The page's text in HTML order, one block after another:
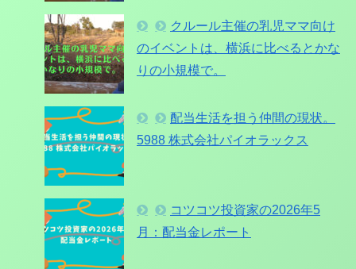
クルール主催の乳児ママ向け
のイベントは、横浜に比べるとかな
りの小規模で。
配当生活を担う仲間の現状。
5988 株式会社パイオラックス
コツコツ投資家の2026年5
月：配当金レポート